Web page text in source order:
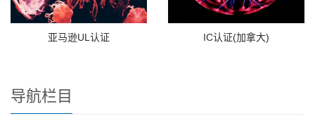
亚马逊UL认证 IC认证(加拿大)
导航栏目